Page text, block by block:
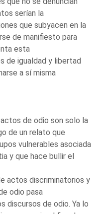
serían la
que subyacen en la
de manifiesto para
esta
de igualdad y libertad
a sí misma
de odio son solo la
de un relato que
vulnerables asociada
y que hace bullir el
actos discriminatorios y
odio pasa
discursos de odio. Ya lo